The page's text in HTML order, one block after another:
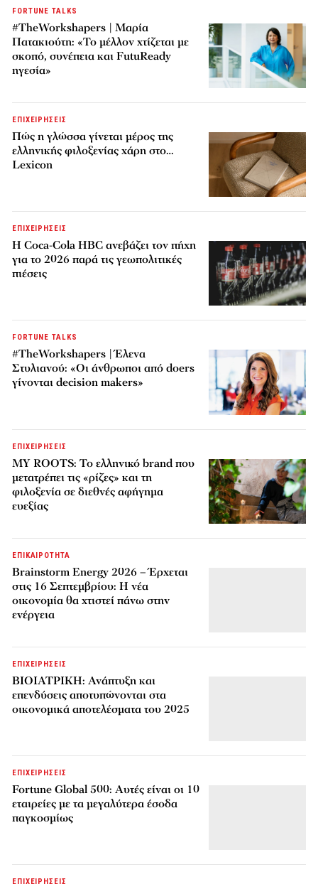
FORTUNE TALKS
#TheWorkshapers | Μαρία
Πατακιούτη: «Το μέλλον χτίζεται με
σκοπό, συνέπεια και FutuReady
ηγεσία»
ΕΠΙΧΕΙΡΗΣΕΙΣ
Πώς η γλώσσα γίνεται μέρος της
ελληνικής φιλοξενίας χάρη στο…
Lexicon
ΕΠΙΧΕΙΡΗΣΕΙΣ
Η Coca-Cola HBC ανεβάζει τον πήχη
για το 2026 παρά τις γεωπολιτικές
πιέσεις
FORTUNE TALKS
#TheWorkshapers | Έλενα
Στυλιανού: «Οι άνθρωποι από doers
γίνονται decision makers»
ΕΠΙΧΕΙΡΗΣΕΙΣ
MY ROOTS: Το ελληνικό brand που
μετατρέπει τις «ρίζες» και τη
φιλοξενία σε διεθνές αφήγημα
ευεξίας
ΕΠΙΚΑΙΡΟΤΗΤΑ
Brainstorm Energy 2026 – Έρχεται
στις 16 Σεπτεμβρίου: Η νέα
οικονομία θα χτιστεί πάνω στην
ενέργεια
ΕΠΙΧΕΙΡΗΣΕΙΣ
ΒΙΟΙΑΤΡΙΚΗ: Ανάπτυξη και
επενδύσεις αποτυπώνονται στα
οικονομικά αποτελέσματα του 2025
ΕΠΙΧΕΙΡΗΣΕΙΣ
Fortune Global 500: Αυτές είναι οι 10
εταιρείες με τα μεγαλύτερα έσοδα
παγκοσμίως
ΕΠΙΧΕΙΡΗΣΕΙΣ